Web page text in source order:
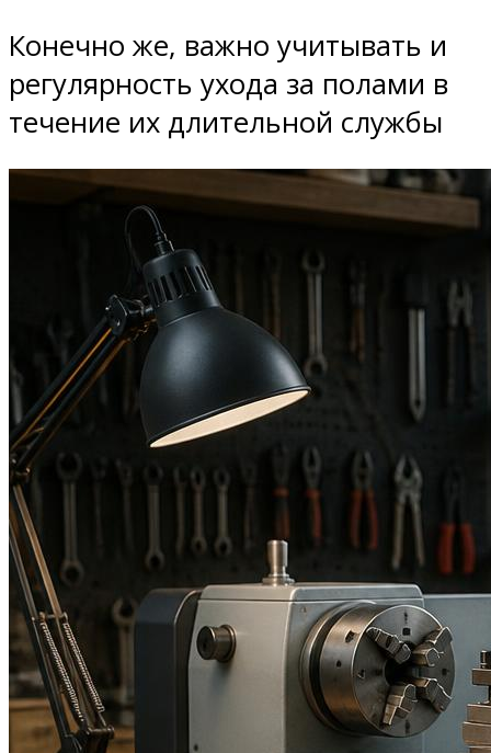
Конечно же, важно учитывать и
регулярность ухода за полами в
течение их длительной службы